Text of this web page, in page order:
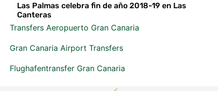
Las Palmas celebra fin de año 2018-19 en Las
Canteras
Transfers Aeropuerto Gran Canaria
Gran Canaria Airport Transfers
Flughafentransfer Gran Canaria